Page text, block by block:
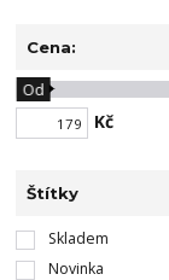
Cena:
Kč
Od
Štítky
Skladem
Novinka